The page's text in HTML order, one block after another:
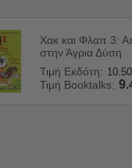
Χακ και Φλαπ 3:
στην Άγρια Δύση
Τιμή Εκδότη: 10.50
Τιμή Booktalks: